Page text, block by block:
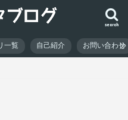
search
一覧 自己紹介 お問い合わせ